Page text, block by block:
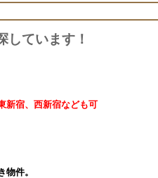
しています！
宿、西新宿なども可
件。